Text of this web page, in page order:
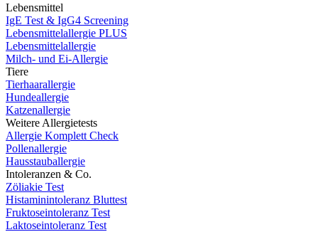
Lebensmittel
IgE Test & IgG4 Screening
Lebensmittelallergie PLUS
Lebensmittelallergie
Milch- und Ei-Allergie
Tiere
Tierhaarallergie
Hundeallergie
Katzenallergie
Weitere Allergietests
Allergie Komplett Check
Pollenallergie
Hausstauballergie
Intoleranzen & Co.
Zöliakie Test
Histaminintoleranz Bluttest
Fruktoseintoleranz Test
Laktoseintoleranz Test